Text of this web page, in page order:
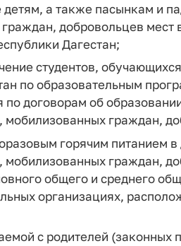
детям, а также пасынкам и
добровольцев мест
Дагестан;
студентов,
по образовательным
договорам об
граждан,
горячим питанием в
мобилизованных граждан,
общего и среднего
организациях,
с родителей (законных